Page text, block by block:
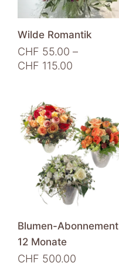
Optionen
auf
der
gewählt
werden
Wilde Romantik
CHF 55.00 –
CHF 115.00
weist
mehrere
Varianten
Optionen
können
der
Produktseite
gewählt
werden
Blumen-Abonnement
12 Monate
CHF 500.00